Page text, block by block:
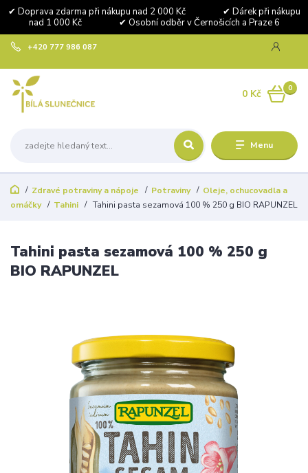
✔ Doprava zdarma při nákupu nad 2 000 Kč ✔ Dárek při nákupu
nad 1 000 Kč ✔ Osobní odběr v Černošicích a Praze 6
Menu
+420 777 986 087
0
0 Kč
Zdravé potraviny a nápoje Potraviny
Oleje, ochucovadla a
omáčky
Tahini Tahini pasta sezamová 100 % 250 g BIO RAPUNZEL
Tahini pasta sezamová 100 % 250 g
BIO RAPUNZEL